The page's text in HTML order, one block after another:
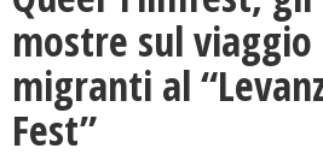
mostre sul viaggio
migranti al
Fest”